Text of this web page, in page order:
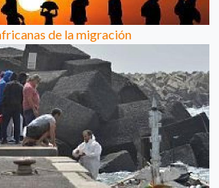
de la migración